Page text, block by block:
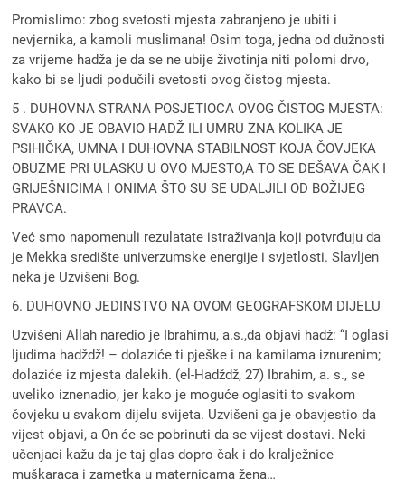
Promislimo: zbog svetosti mjesta zabranjeno je ubiti i
nevjernika, a kamoli muslimana! Osim toga, jedna od dužnosti
za vrijeme hadža je da se ne ubije životinja niti polomi drvo,
kako bi se ljudi podučili svetosti ovog čistog mjesta.
5 . DUHOVNA STRANA POSJETIOCA OVOG ČISTOG MJESTA:
SVAKO KO JE OBAVIO HADŽ ILI UMRU ZNA KOLIKA JE
PSIHIČKA, UMNA I DUHOVNA STABILNOST KOJA ČOVJEKA
OBUZME PRI ULASKU U OVO MJESTO,A TO SE DEŠAVA ČAK I
GRIJEŠNICIMA I ONIMA ŠTO SU SE UDALJILI OD BOŽIJEG
PRAVCA.
Već smo napomenuli rezulatate istraživanja koji potvrđuju da
je Mekka središte univerzumske energije i svjetlosti. Slavljen
neka je Uzvišeni Bog.
6. DUHOVNO JEDINSTVO NA OVOM GEOGRAFSKOM DIJELU
Uzvišeni Allah naredio je Ibrahimu, a.s.,da objavi hadž: “I oglasi
ljudima hadždž! – dolaziće ti pješke i na kamilama iznurenim;
dolaziće iz mjesta dalekih. (el-Hadždž, 27) Ibrahim, a. s., se
uveliko iznenadio, jer kako je moguće oglasiti to svakom
čovjeku u svakom dijelu svijeta. Uzvišeni ga je obavjestio da
vijest objavi, a On će se pobrinuti da se vijest dostavi. Neki
učenjaci kažu da je taj glas dopro čak i do kralježnice
muškaraca i zametka u maternicama žena…